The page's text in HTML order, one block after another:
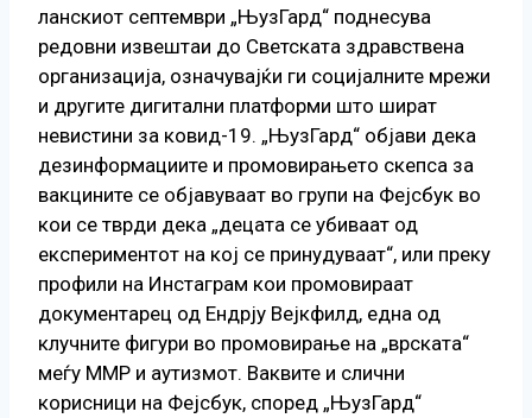
ланскиот септември „ЊузГард“ поднесува
редовни извештаи до Светската здравствена
организација, означувајќи ги социјалните мрежи
и другите дигитални платформи што шират
невистини за ковид-19. „ЊузГард“ објави дека
дезинформациите и промовирањето скепса за
вакцините се објавуваат во групи на Фејсбук во
кои се тврди дека „децата се убиваат од
експериментот на кој се принудуваат“, или преку
профили на Инстаграм кои промовираат
документарец од Ендрју Вејкфилд, една од
клучните фигури во промовирање на „врската“
меѓу ММР и аутизмот. Ваквите и слични
корисници на Фејсбук, според „ЊузГард“